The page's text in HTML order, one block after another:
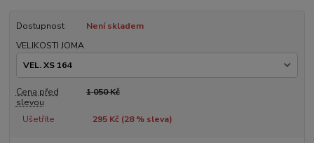
Dostupnost
Není skladem
VELIKOSTI JOMA
Cena před
slevou
1 050 Kč
Ušetříte 295 Kč (28% sleva)